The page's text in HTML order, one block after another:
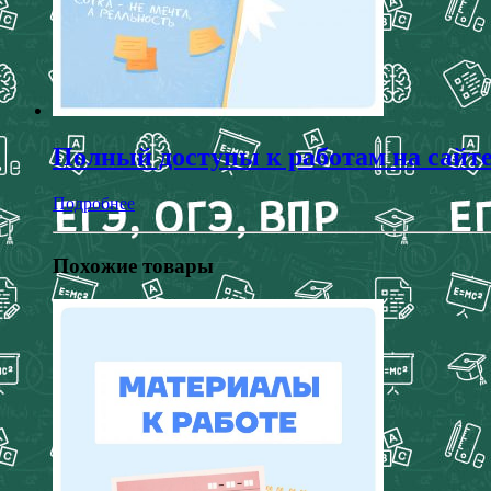
Полный доступы к работам на
Подробнее
Похожие товары